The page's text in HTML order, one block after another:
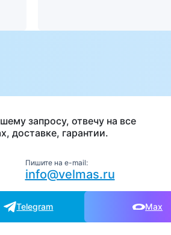
запросу, отвечу на все
доставке, гарантии.
Пишите на e-mail:
info@velmas.ru
Telegram Max